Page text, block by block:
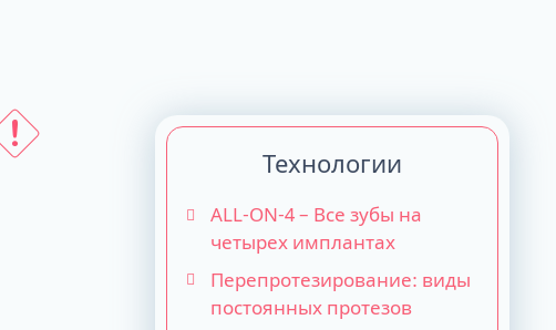
Технологии
ALL-ON-4 – Все зубы на
четырех имплантах
Перепротезирование: виды
постоянных протезов